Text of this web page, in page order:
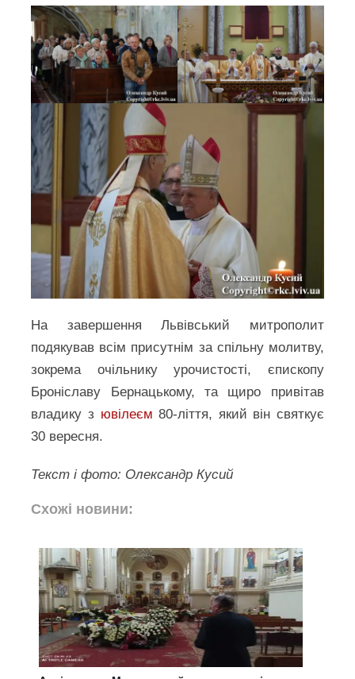
На завершення Львівський митрополит
подякував всім присутнім за спільну молитву,
зокрема очільнику урочистості, єпископу
Броніславу Бернацькому, та щиро привітав
владику з ювілеєм 80-ліття, який він святкує
30 вересня.
Текст і фото: Олександр Кусий
Схожі новини: